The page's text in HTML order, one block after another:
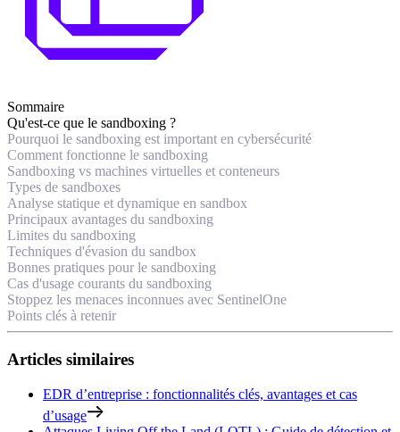
Sommaire
Qu'est-ce que le sandboxing ?
Pourquoi le sandboxing est important en cybersécurité
Comment fonctionne le sandboxing
Sandboxing vs machines virtuelles et conteneurs
Types de sandboxes
Analyse statique et dynamique en sandbox
Principaux avantages du sandboxing
Limites du sandboxing
Techniques d'évasion du sandbox
Bonnes pratiques pour le sandboxing
Cas d'usage courants du sandboxing
Stoppez les menaces inconnues avec SentinelOne
Points clés à retenir
Articles similaires
EDR d’entreprise : fonctionnalités clés, avantages et cas
d’usage